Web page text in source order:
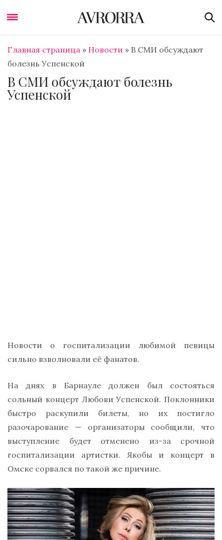
Главная страница » Новости » В СМИ обсуждают
болезнь Успенской
В СМИ обсуждают болезнь
Успенской
Новости о госпитализации любимой певицы
сильно взволновали её фанатов.
На днях в Барнауле должен был состояться
сольный концерт Любови Успенской. Поклонники
быстро раскупили билеты, но их постигло
разочарование — организаторы сообщили, что
выступление будет отменено из-за срочной
госпитализации артистки. Якобы и концерт в
Омске сорвался по такой же причине.